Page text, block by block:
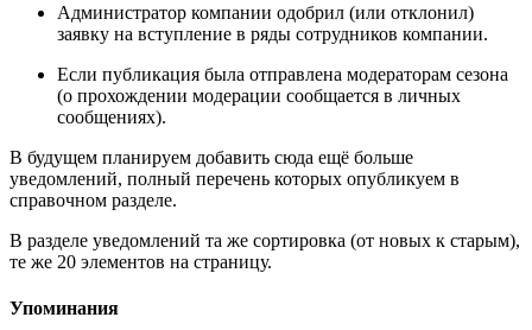
Администратор компании одобрил (или отклонил)
заявку на вступление в ряды сотрудников компании.
Если публикация была отправлена модераторам сезона
(о прохождении модерации сообщается в личных
сообщениях).
В будущем планируем добавить сюда ещё больше
уведомлений, полный перечень которых опубликуем в
справочном разделе.
В разделе уведомлений та же сортировка (от новых к старым),
те же 20 элементов на страницу.
Упоминания